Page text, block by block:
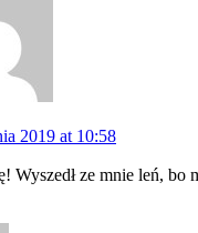
2019 at 10:58
Wyszedł ze mnie leń, bo